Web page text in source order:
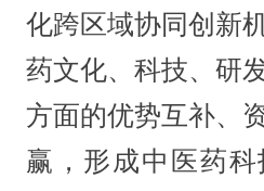
化跨区域协同创新
药文化、科技、研
方面的优势互补、
赢，形成中医药